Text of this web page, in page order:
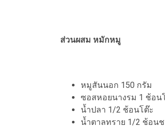
ส่วนผสม หมักหมู
หมูสันนอก 150 กรัม
ซอสหอยนางรม 1 ช้อน
น้ำปลา 1/2 ช้อนโต๊ะ
น้ำตาลทราย 1/2 ช้อน